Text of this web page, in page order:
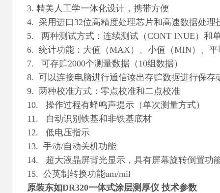
3. 精美人工学一体化设计，携带方便
4. 采用进口32位高精度处理芯片和高速数据处理
5. 两种测试方式：连续测试（CONT INUE）和
6. 统计功能：大值（MAX）、小值（MIN）、
7. 可存贮2000个测量数据（10组数据）
8. 可以连接电脑进行通信读出存贮数据进行保存
9. 两种校准方式：零点校准和二点校准
10. 操作过程有蜂鸣声提示（单次测量方式）
11. 自动识别铁基和非铁基底材
12. 低电压指示
13. 手动/自动关机功能
14. 超大液晶屏背光显示，具有屏幕旋转倒置功
15. 公英制转换功能um/mil
原装东如DR320一体式涂层测厚仪 技术参数